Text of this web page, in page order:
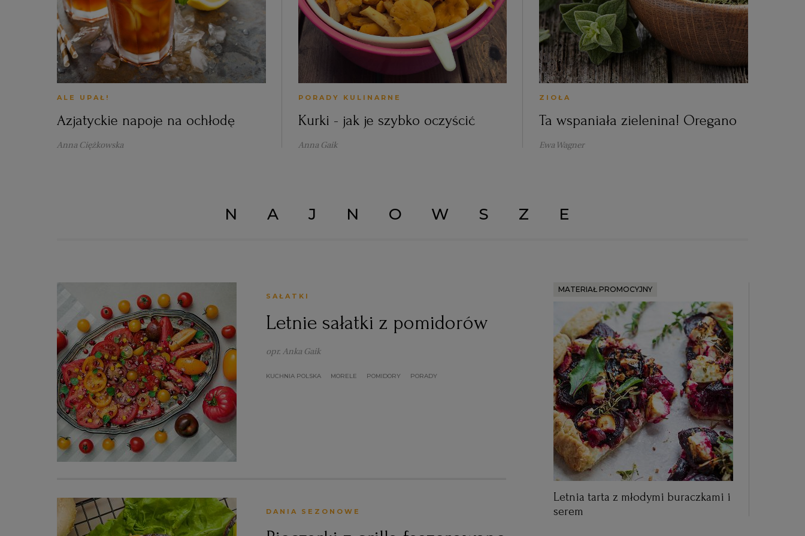
ALE UPAŁ!
Azjatyckie napoje na ochłodę
Anna Ciężkowska
PORADY KULINARNE
Kurki - jak je szybko oczyścić
Anna Gaik
ZIOŁA
Ta wspaniała zielenina! Oregano
Ewa Wagner
NAJNOWSZE
SAŁATKI
Letnie sałatki z pomidorów
opr. Anka Gaik
KUCHNIA POLSKA MORELE POMIDORY PORADY
DANIA SEZONOWE
MATERIAŁ PROMOCYJNY
Letnia tarta z młodymi buraczkami i
serem